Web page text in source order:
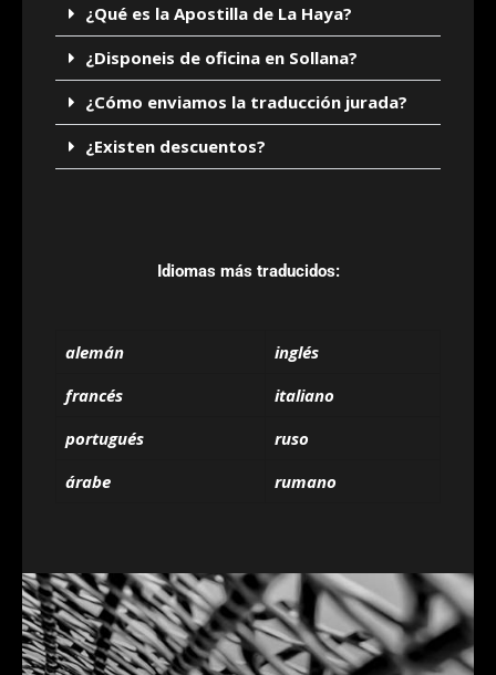
¿Qué es la Apostilla de La Haya?
¿Disponeis de oficina en Sollana?
¿Cómo enviamos la traducción jurada?
¿Existen descuentos?
Idiomas más traducidos:
alemán
inglés
francés
italiano
portugués
ruso
árabe
rumano